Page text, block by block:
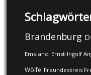
Brandenburg
Emsland Ernst-Ingolf
Wölfe Freundeskreis